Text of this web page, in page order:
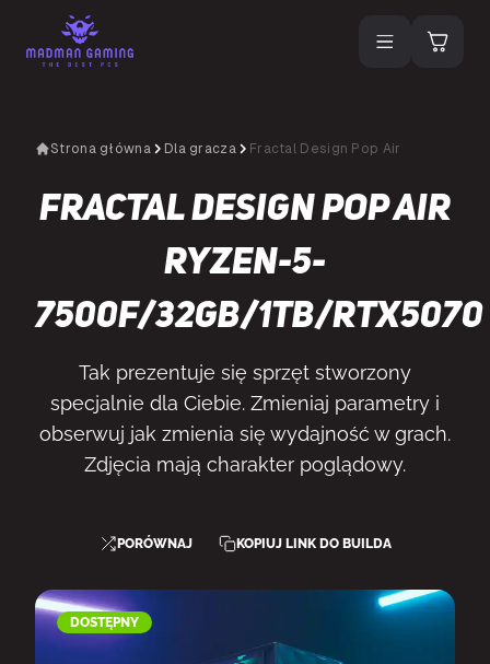
Strona główna Dla gracza Fractal Design Pop Air
Fractal Design Pop Air
Ryzen-5-
7500F/32GB/1TB/RTX5070
Tak prezentuje się sprzęt stworzony
specjalnie dla Ciebie. Zmieniaj parametry i
obserwuj jak zmienia się wydajność w grach.
Zdjęcia mają charakter poglądowy.
PORÓWNAJ KOPIUJ LINK DO BUILDA
DOSTĘPNY